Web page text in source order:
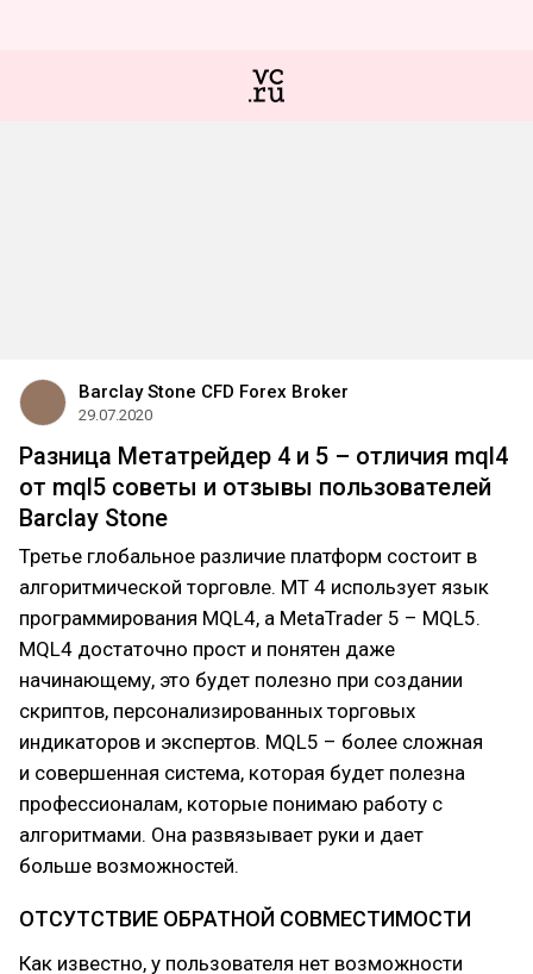
Barclay Stone CFD Forex Broker
29.07.2020
Разница Метатрейдер 4 и 5 – отличия mql4
от mql5 советы и отзывы пользователей
Barclay Stone
Третье глобальное различие платформ состоит в
алгоритмической торговле. MT 4 использует язык
программирования MQL4, а MetaTrader 5 – MQL5.
MQL4 достаточно прост и понятен даже
начинающему, это будет полезно при создании
скриптов, персонализированных торговых
индикаторов и экспертов. MQL5 – более сложная
и совершенная система, которая будет полезна
профессионалам, которые понимаю работу с
алгоритмами. Она развязывает руки и дает
больше возможностей.
ОТСУТСТВИЕ ОБРАТНОЙ СОВМЕСТИМОСТИ
Как известно, у пользователя нет возможности